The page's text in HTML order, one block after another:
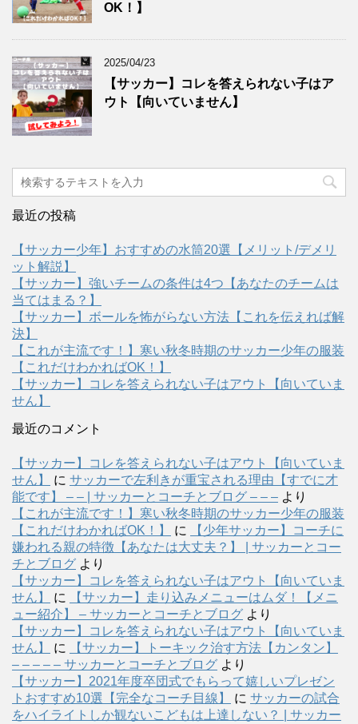
OK！】
2025/04/23
【サッカー】コレを答えられない子はア
ウト【向いていません】
最近の投稿
【サッカー少年】おすすめの水筒20選【メリット/デメリ
ット解説】
【サッカー】強いチームの条件は4つ【あなたのチームは
当てはまる？】
【サッカー】ボールを怖がらない方法【これを伝えれば解
決】
【これが主流です！】寒い秋冬時期のサッカー少年の服装
【これだけわかればOK！】
【サッカー】コレを答えられない子はアウト【向いていま
せん】
最近のコメント
【サッカー】コレを答えられない子はアウト【向いていま
せん】
に サッカーで左利きが重宝される理由【すでに才
能です】 – – | サッカーとコーチとブログ – – – より
【これが主流です！】寒い秋冬時期のサッカー少年の服装
【これだけわかればOK！】
に
【少年サッカー】コーチに
嫌われる親の特徴【あなたは大丈夫？】 | サッカーとコー
チとブログ より
【サッカー】コレを答えられない子はアウト【向いていま
せん】
に
【サッカー】走り込みメニューはムダ！【メニ
ュー紹介】 – サッカーとコーチとブログ より
【サッカー】コレを答えられない子はアウト【向いていま
せん】
に
【サッカー】トーキック治す方法【カンタン】
– – – – – サッカーとコーチとブログ より
【サッカー】2021年度卒団式でもらって嬉しいプレゼン
トおすすめ10選【完全なコーチ目線】
に サッカーの試合
をハイライトしか観ないこどもは上達しない？ | サッカー